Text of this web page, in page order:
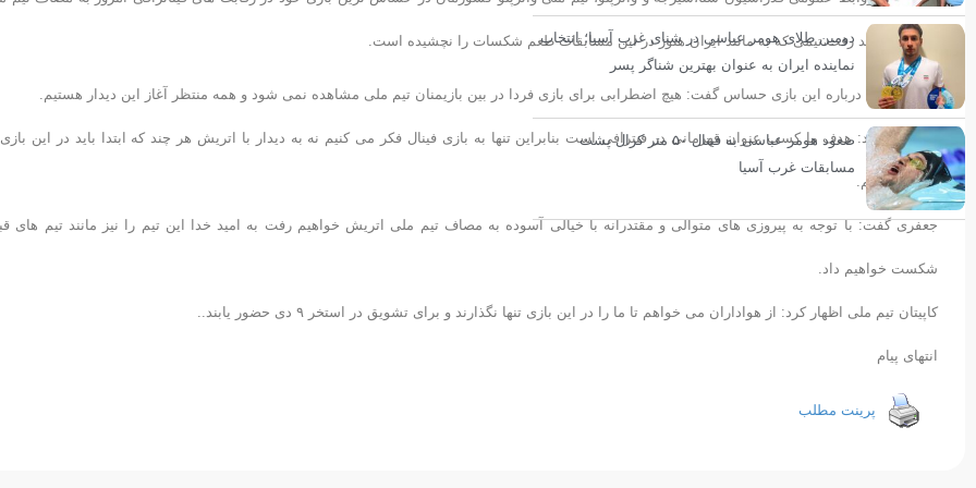
اتریش خواهد رفت،تیمی که به مانند ایران هنوز در این مسابقات طعم شکسات را نچشیده است.
میثم جعفری درباره این بازی حساس گفت: هیچ اضطرابی برای بازی فردا در بین بازیمنان تیم ملی مشاهده نمی شود و همه منتظر آغاز این دیدار هستیم.
وی ادامه داد: هدف ما کسب عنوان قهرمانی در فیترافی است بنابراین تنها به بازی فینال فکر می کنیم نه به دیدار با اتریش هر چند که ابتدا باید در این
برتری برسیم.
جعفری گفت: با توجه به پیروزی های متوالی و مقتدرانه با خیالی آسوده به مصاف تیم ملی اتریش خواهیم رفت به امید خدا این تیم را نیز مانند تیم های
شکست خواهیم داد.
کاپیتان تیم ملی اظهار کرد: از هواداران می خواهم تا ما را در این بازی تنها نگذارند و برای تشویق در استخر ۹ دی حضور یابند..
انتهای پیام
پرینت مطلب
دومین طلای هومر عباسی در شنای غرب آسیا؛ انتخاب
نماینده ایران به عنوان بهترین شناگر پسر
صعود هومر عباسی به فینال ۵۰ متر کرال پشت
مسابقات غرب آسیا